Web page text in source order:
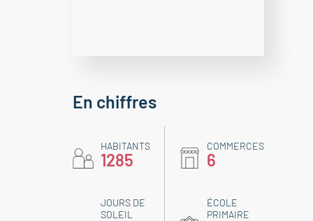
En chiffres
HABITANTS
1285
COMMERCES
6
JOURS DE
SOLEIL
ÉCOLE
PRIMAIRE